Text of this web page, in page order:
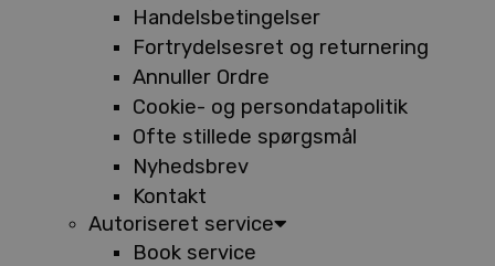
Handelsbetingelser
Fortrydelsesret og returnering
Annuller Ordre
Cookie- og persondatapolitik
Ofte stillede spørgsmål
Nyhedsbrev
Kontakt
Autoriseret service
Book service